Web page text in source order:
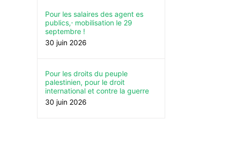
Pour les salaires des agent es
publics,⋅ mobilisation le 29
septembre !
30 juin 2026
Pour les droits du peuple
palestinien, pour le droit
international et contre la guerre
30 juin 2026